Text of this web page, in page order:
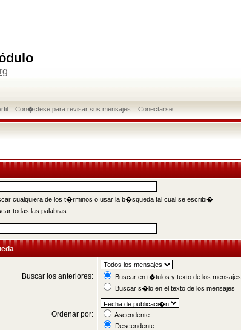
Con�ctese para revisar sus mensajes Conectarse
cualquiera de los t�rminos o usar la b�squeda tal cual se escribi�
todas las palabras
Buscar los anteriores:
Buscar en t�tulos y texto de los mensajes
Buscar s�lo en el texto de los mensajes
Ordenar por:
Ascendente
Descendente